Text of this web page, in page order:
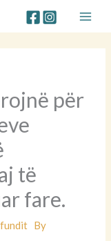
për
të
fare.
By